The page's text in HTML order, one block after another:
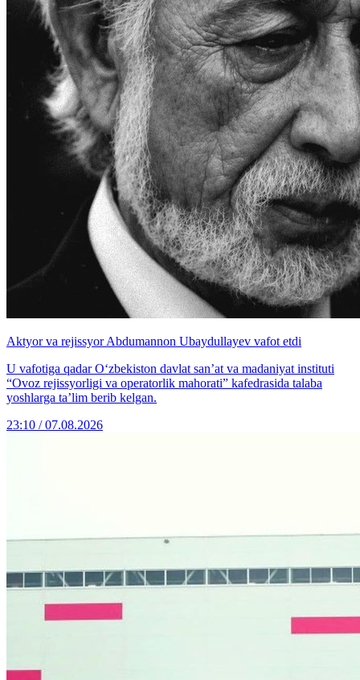
Aktyor va rejissyor Abdumannon Ubaydullayev vafot etdi
U vafotiga qadar O‘zbekiston davlat san’at va madaniyat instituti
“Ovoz rejissyorligi va operatorlik mahorati” kafedrasida talaba
yoshlarga ta’lim berib kelgan.
23:10 / 07.08.2026